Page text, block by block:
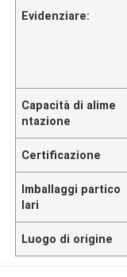
Evidenziare:
Capacità di alime
ntazione
Certificazione
Imballaggi partico
lari
Luogo di origine